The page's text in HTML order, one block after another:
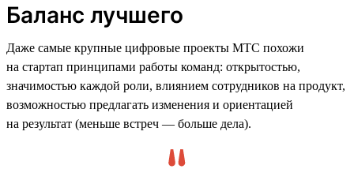
Баланс лучшего
Даже самые крупные цифровые проекты МТС похожи
на стартап принципами работы команд: открытостью,
значимостью каждой роли, влиянием сотрудников на продукт,
возможностью предлагать изменения и ориентацией
на результат (меньше встреч — больше дела).